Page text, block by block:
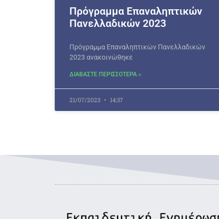
Πρόγραμμα Επαναληπτικών
Πανελλαδικών 2023
Πρόγραμμα Επαναληπτικών Πανελλαδικών
2023 ανακοινώθηκε
ΔΙΑΒΑΣΤΕ ΠΕΡΙΣΣΟΤΕΡΑ »
21/07/2023 14:37